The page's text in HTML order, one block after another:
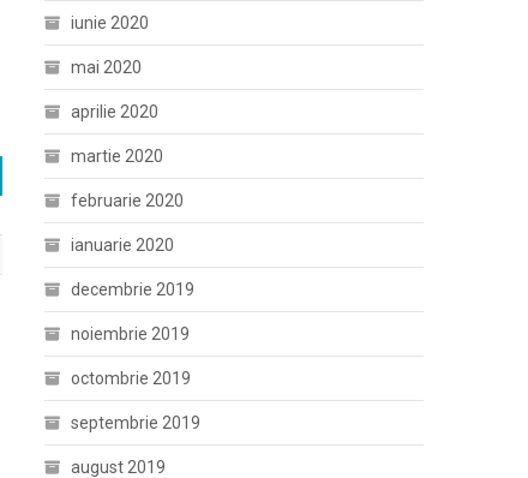
iunie 2020
mai 2020
aprilie 2020
martie 2020
februarie 2020
ianuarie 2020
decembrie 2019
noiembrie 2019
octombrie 2019
septembrie 2019
august 2019